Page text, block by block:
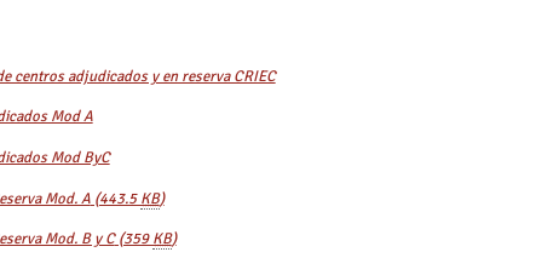
centros adjudicados y en reserva CRIEC
Mod A
Mod ByC
Mod. A(443.5KB)
Mod. B y C(359KB)